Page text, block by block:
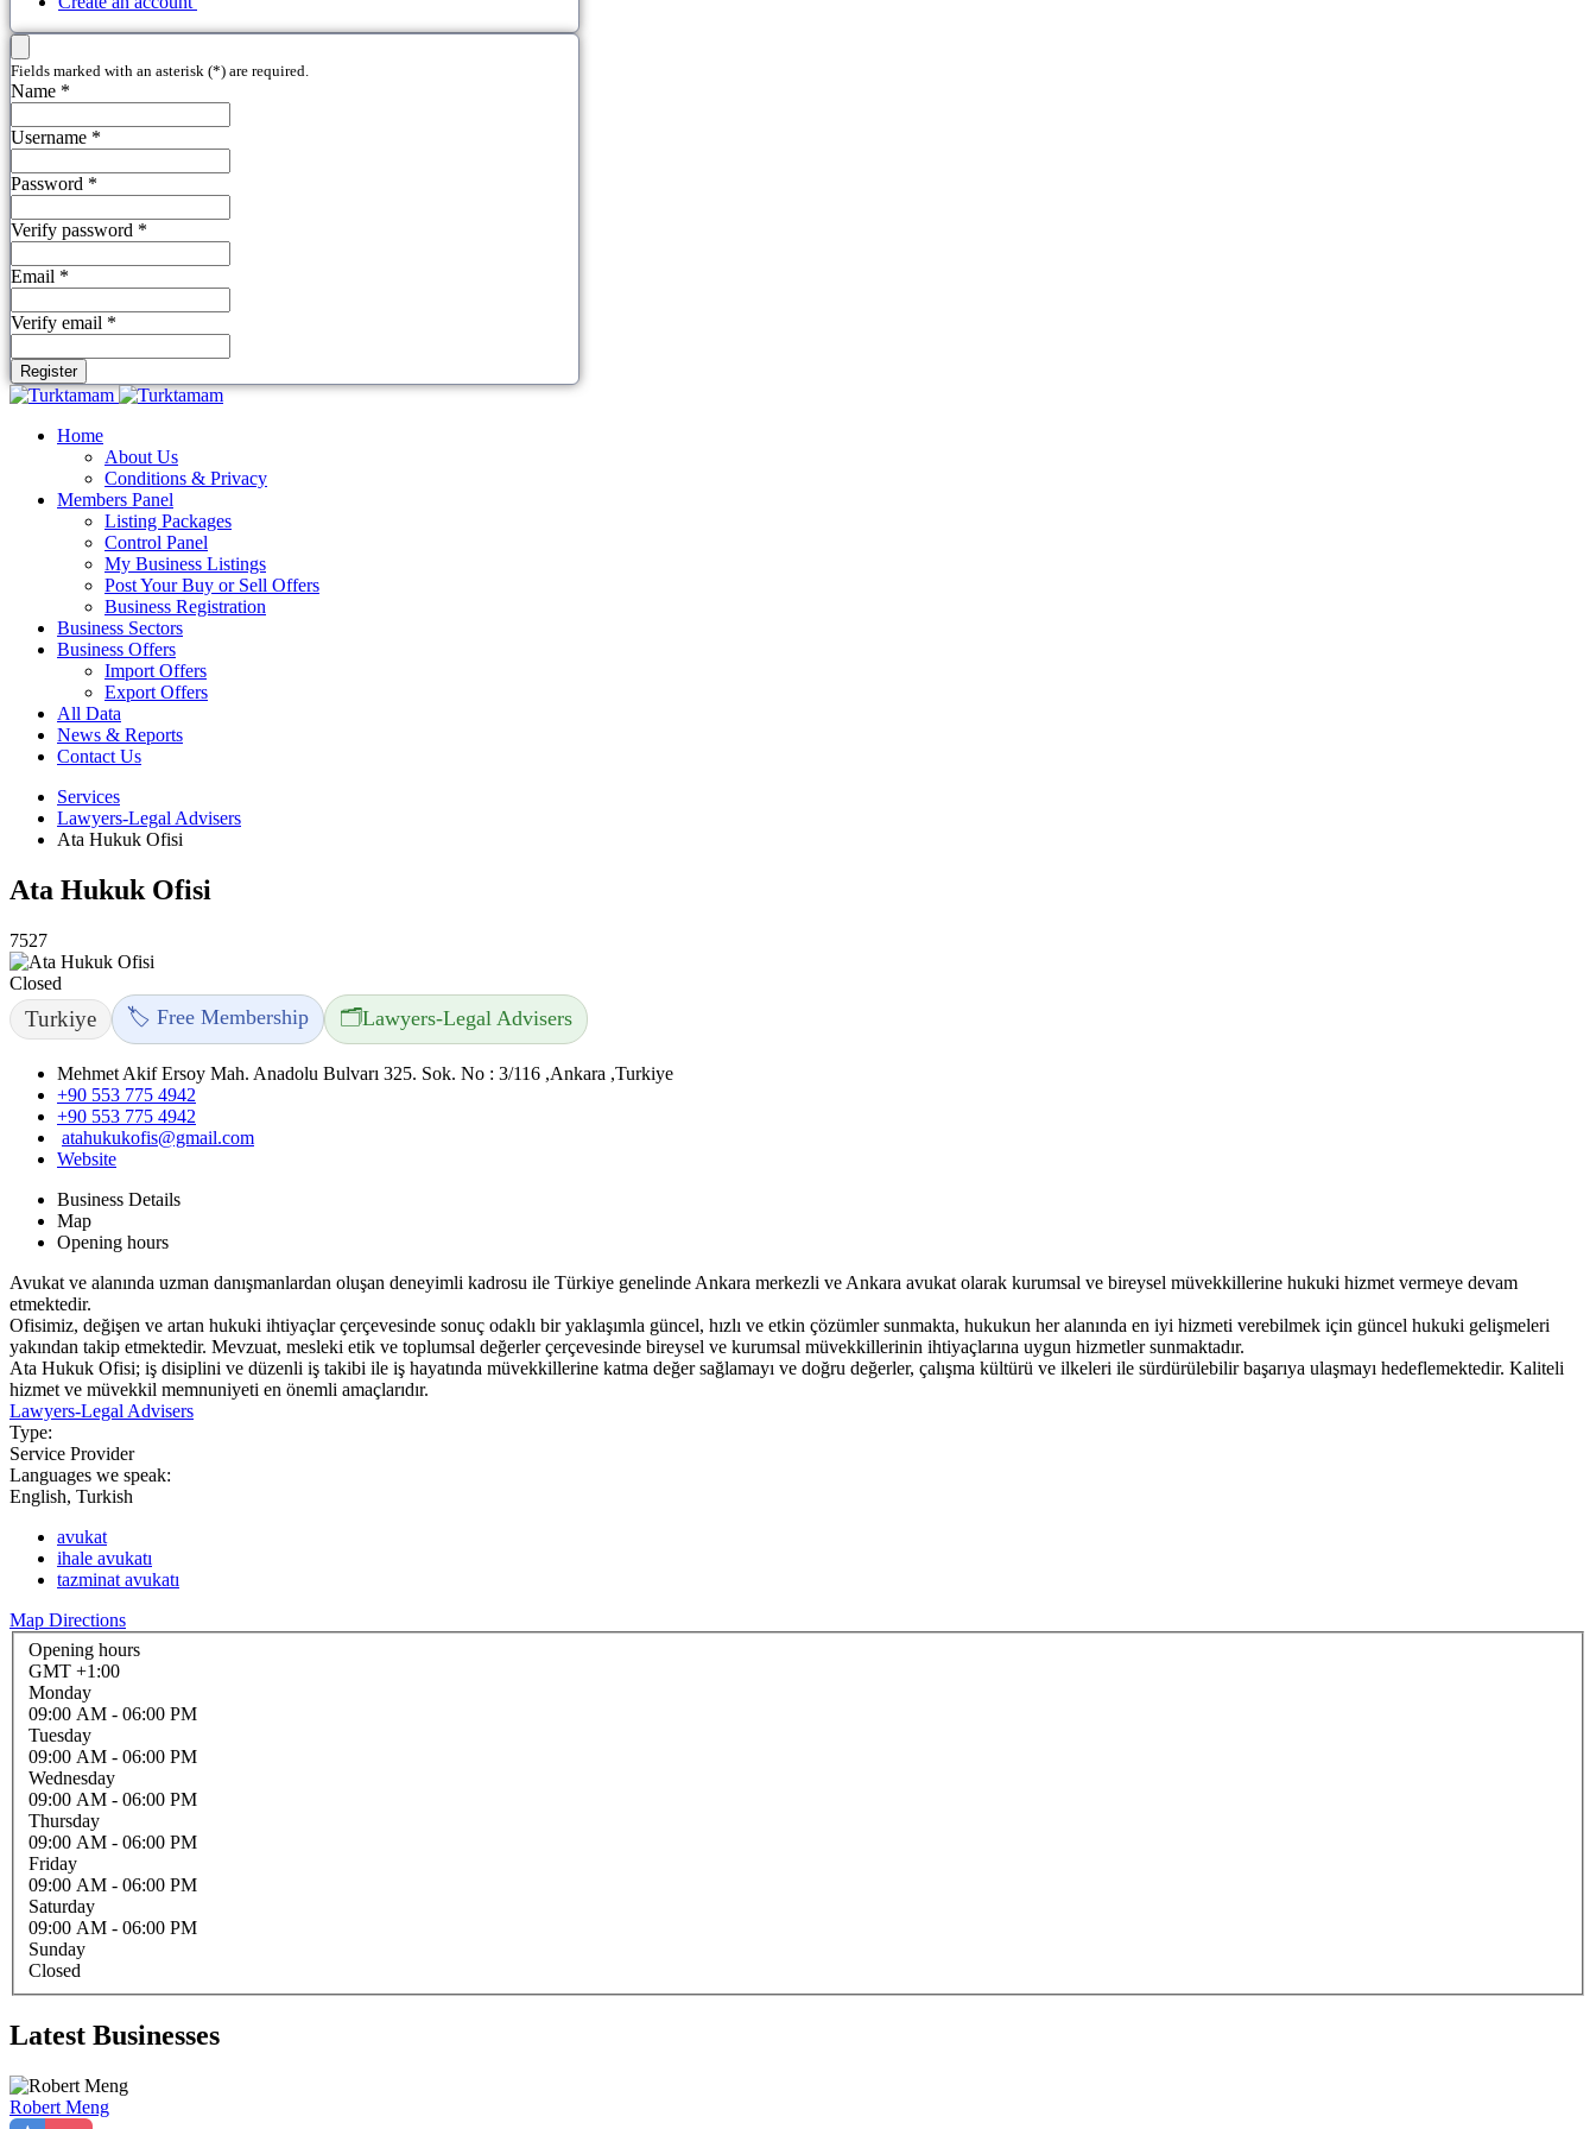
Fields marked with an asterisk (*) are required.
Name *
Username *
Password *
Verify password *
Email *
Verify email *
Register
Home
About Us
Conditions & Privacy
Members Panel
Listing Packages
Control Panel
My Business Listings
Post Your Buy or Sell Offers
Business Registration
Business Sectors
Business Offers
Import Offers
Export Offers
All Data
News & Reports
Contact Us
Services
Lawyers-Legal Advisers
Ata Hukuk Ofisi
Ata Hukuk Ofisi
7527
Closed
Turkiye 🏷️ Free Membership 🗂️Lawyers-Legal Advisers
Mehmet Akif Ersoy Mah. Anadolu Bulvarı 325. Sok. No : 3/116 ,Ankara ,Turkiye
+90 553 775 4942
+90 553 775 4942
atahukukofis@gmail.com
Website
Business Details
Map
Opening hours
Avukat ve alanında uzman danışmanlardan oluşan deneyimli kadrosu ile Türkiye genelinde Ankara merkezli ve Ankara avukat olarak kurumsal ve bireysel müvekkillerine hukuki hizmet vermeye devam
etmektedir.
Ofisimiz, değişen ve artan hukuki ihtiyaçlar çerçevesinde sonuç odaklı bir yaklaşımla güncel, hızlı ve etkin çözümler sunmakta, hukukun her alanında en iyi hizmeti verebilmek için güncel hukuki gelişmeleri
yakından takip etmektedir. Mevzuat, mesleki etik ve toplumsal değerler çerçevesinde bireysel ve kurumsal müvekkillerinin ihtiyaçlarına uygun hizmetler sunmaktadır.
Ata Hukuk Ofisi; iş disiplini ve düzenli iş takibi ile iş hayatında müvekkillerine katma değer sağlamayı ve doğru değerler, çalışma kültürü ve ilkeleri ile sürdürülebilir başarıya ulaşmayı hedeflemektedir. Kaliteli
hizmet ve müvekkil memnuniyeti en önemli amaçlarıdır.
Lawyers-Legal Advisers
Type:
Service Provider
Languages we speak:
English, Turkish
avukat
ihale avukatı
tazminat avukatı
Map Directions
Opening hours
GMT +1:00
Monday
09:00 AM - 06:00 PM
Tuesday
09:00 AM - 06:00 PM
Wednesday
09:00 AM - 06:00 PM
Thursday
09:00 AM - 06:00 PM
Friday
09:00 AM - 06:00 PM
Saturday
09:00 AM - 06:00 PM
Sunday
Closed
Latest Businesses
Robert Meng